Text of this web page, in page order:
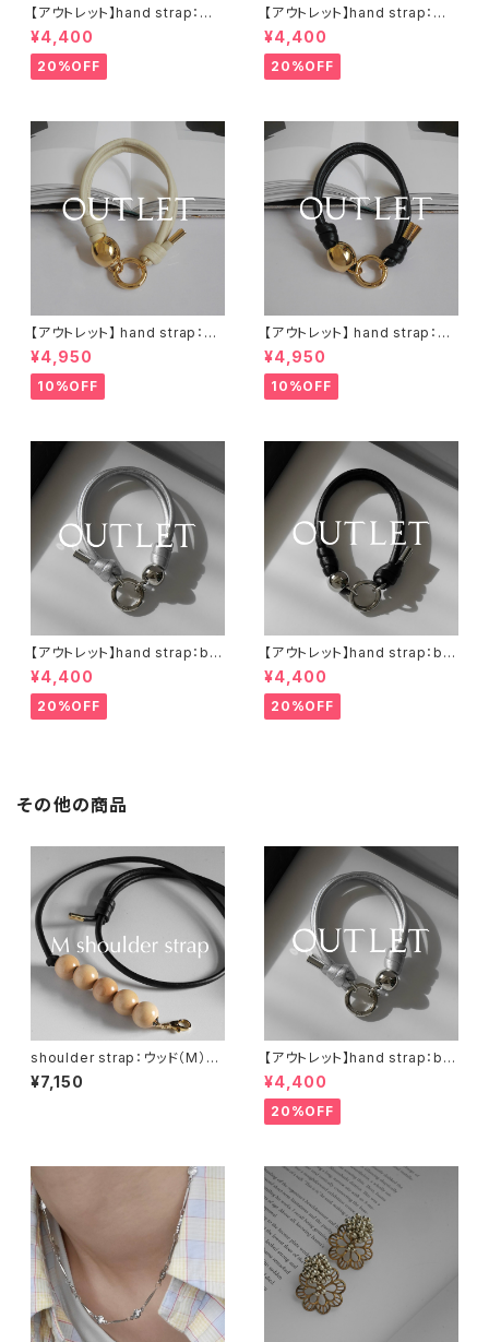
【アウトレット】hand strap：ウッ
ド（M)× 1 ナチュラル / アイボリ
ー
¥4,400
20%OFF
【アウトレット】hand strap：ウッ
ド（M)× 1 ナチュラル / ブラック
¥4,400
20%OFF
【アウトレット】 hand strap：M
oval gold / アイボリー
¥4,950
10%OFF
【アウトレット】 hand strap：M
oval gold / ブラック
¥4,950
10%OFF
【アウトレット】hand strap：bal
l silver / シルバー
¥4,400
20%OFF
【アウトレット】hand strap：bal
l silver / ブラック
¥4,400
20%OFF
その他の商品
shoulder strap：ウッド（M）×
5 ナチュラル / ブラック
¥7,150
【アウトレット】hand strap：bal
l silver / シルバー
¥4,400
20%OFF